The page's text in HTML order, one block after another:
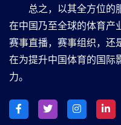
总之，以其全方位的
在中国乃至全球的体育产
赛事直播，赛事组织，还
在为提升中国体育的国际
力。